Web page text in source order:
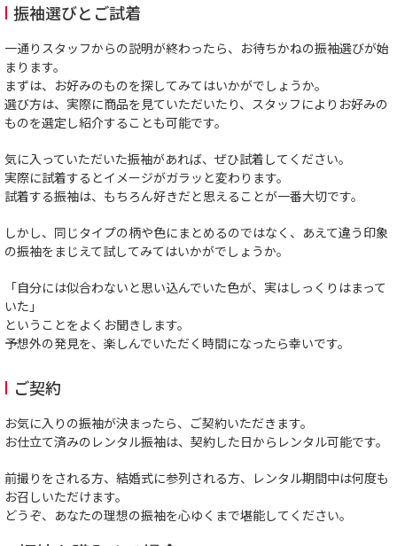
振袖選びとご試着
一通りスタッフからの説明が終わったら、お待ちかねの振袖選びが始
まります。
まずは、お好みのものを探してみてはいかがでしょうか。
選び方は、実際に商品を見ていただいたり、スタッフによりお好みの
ものを選定し紹介することも可能です。
気に入っていただいた振袖があれば、ぜひ試着してください。
実際に試着するとイメージがガラッと変わります。
試着する振袖は、もちろん好きだと思えることが一番大切です。
しかし、同じタイプの柄や色にまとめるのではなく、あえて違う印象
の振袖をまじえて試してみてはいかがでしょうか。
「自分には似合わないと思い込んでいた色が、実はしっくりはまって
いた」
ということをよくお聞きします。
予想外の発見を、楽しんでいただく時間になったら幸いです。
ご契約
お気に入りの振袖が決まったら、ご契約いただきます。
お仕立て済みのレンタル振袖は、契約した日からレンタル可能です。
前撮りをされる方、結婚式に参列される方、レンタル期間中は何度も
お召しいただけます。
どうぞ、あなたの理想の振袖を心ゆくまで堪能してください。